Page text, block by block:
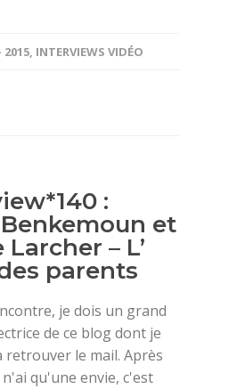
2015, INTERVIEWS VIDÉO
:
et
– L’
parents
je dois un grand
de ce blog dont je
retrouver le mail. Après
qu'une envie, c'est